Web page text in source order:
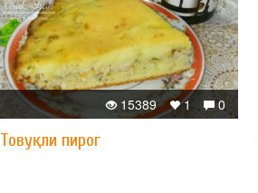
0
1
15389
Товуқли пирог